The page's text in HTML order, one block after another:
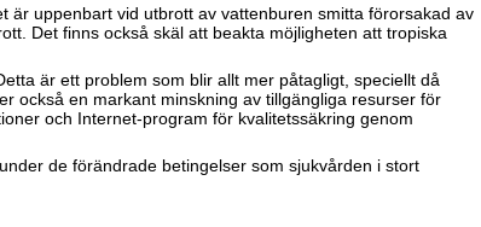
är uppenbart vid utbrott av vattenburen smitta förorsakad av
Det finns också skäl att beakta möjligheten att tropiska
är ett problem som blir allt mer påtagligt, speciellt då
också en markant minskning av tillgängliga resurser för
och Internet-program för kvalitetssäkring genom
de förändrade betingelser som sjukvården i stort